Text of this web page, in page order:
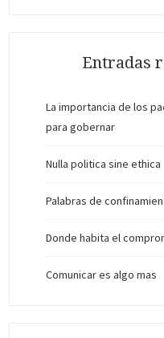
Entradas
La importancia de los
para gobernar
Nulla politica sine ethica
Palabras de
Donde habita el
Comunicar es algo mas